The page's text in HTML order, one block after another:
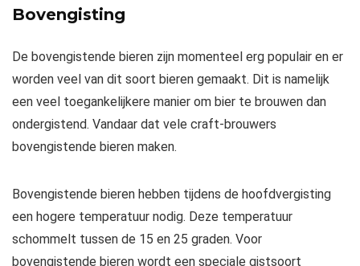
Bovengisting
De bovengistende bieren zijn momenteel erg populair en er
worden veel van dit soort bieren gemaakt. Dit is namelijk
een veel toegankelijkere manier om bier te brouwen dan
ondergistend. Vandaar dat vele craft-brouwers
bovengistende bieren maken.
Bovengistende bieren hebben tijdens de hoofdvergisting
een hogere temperatuur nodig. Deze temperatuur
schommelt tussen de 15 en 25 graden. Voor
bovengistende bieren wordt een speciale gistsoort